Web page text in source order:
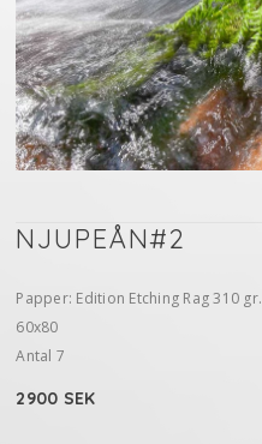
NJUPEÅN#2
Papper: Edition Etching Rag 310 gr.
60x80
Antal 7
2900 SEK